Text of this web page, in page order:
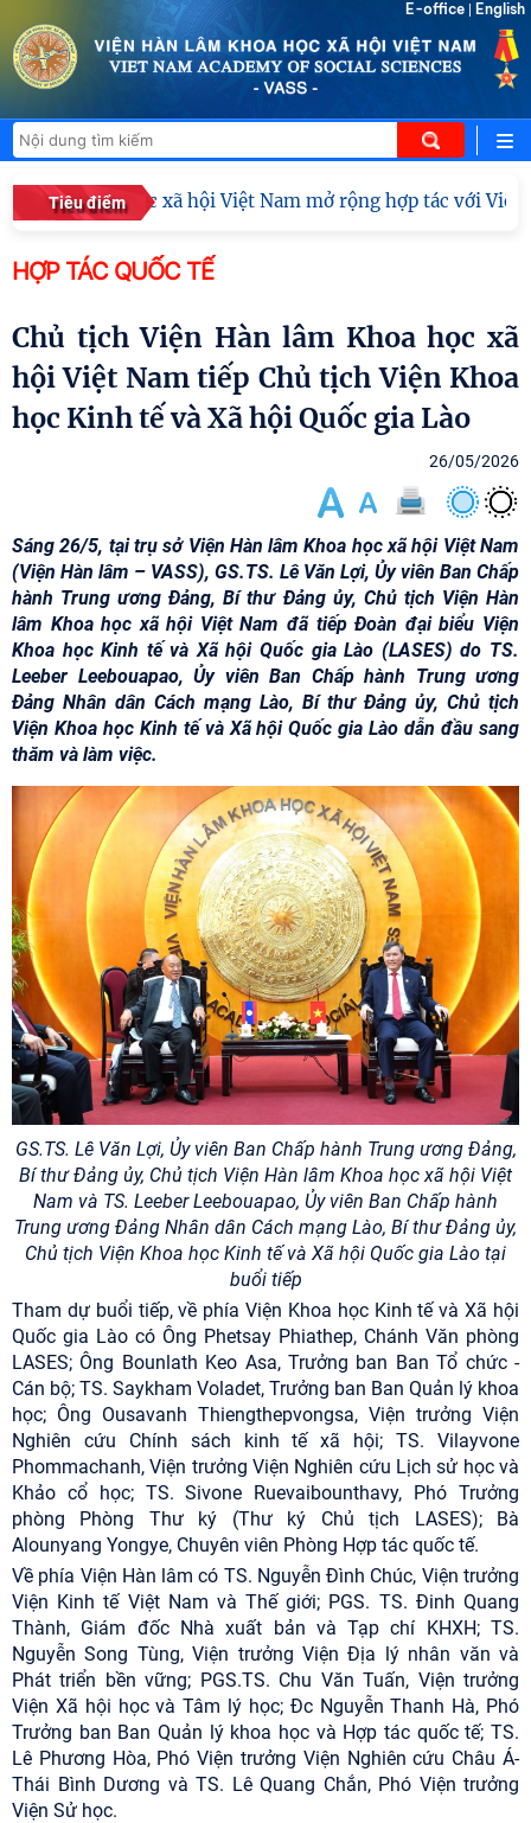
E-office English
Tiêu điểm
Khoa học xã hội Việt Nam mở rộng hợp tác với Viện
HỢP TÁC QUỐC TẾ
Chủ tịch Viện Hàn lâm Khoa học xã
hội Việt Nam tiếp Chủ tịch Viện Khoa
học Kinh tế và Xã hội Quốc gia Lào
26/05/2026
Sáng 26/5, tại trụ sở Viện Hàn lâm Khoa học xã hội Việt Nam
(Viện Hàn lâm – VASS), GS.TS. Lê Văn Lợi, Ủy viên Ban Chấp
hành Trung ương Đảng, Bí thư Đảng ủy, Chủ tịch Viện Hàn
lâm Khoa học xã hội Việt Nam đã tiếp Đoàn đại biểu Viện
Khoa học Kinh tế và Xã hội Quốc gia Lào (LASES) do TS.
Leeber Leebouapao, Ủy viên Ban Chấp hành Trung ương
Đảng Nhân dân Cách mạng Lào, Bí thư Đảng ủy, Chủ tịch
Viện Khoa học Kinh tế và Xã hội Quốc gia Lào dẫn đầu sang
thăm và làm việc.
GS.TS. Lê Văn Lợi, Ủy viên Ban Chấp hành Trung ương Đảng,
Bí thư Đảng ủy, Chủ tịch Viện Hàn lâm Khoa học xã hội Việt
Nam và TS. Leeber Leebouapao, Ủy viên Ban Chấp hành
Trung ương Đảng Nhân dân Cách mạng Lào, Bí thư Đảng ủy,
Chủ tịch Viện Khoa học Kinh tế và Xã hội Quốc gia Lào tại
buổi tiếp
Tham dự buổi tiếp, về phía Viện Khoa học Kinh tế và Xã hội
Quốc gia Lào có Ông Phetsay Phiathep, Chánh Văn phòng
LASES; Ông Bounlath Keo Asa, Trưởng ban Ban Tổ chức -
Cán bộ; TS. Saykham Voladet, Trưởng ban Ban Quản lý khoa
học; Ông Ousavanh Thiengthepvongsa, Viện trưởng Viện
Nghiên cứu Chính sách kinh tế xã hội; TS. Vilayvone
Phommachanh, Viện trưởng Viện Nghiên cứu Lịch sử học và
Khảo cổ học; TS. Sivone Ruevaibounthavy, Phó Trưởng
phòng Phòng Thư ký (Thư ký Chủ tịch LASES); Bà
Alounyang Yongye, Chuyên viên Phòng Hợp tác quốc tế.
Về phía Viện Hàn lâm có TS. Nguyễn Đình Chúc, Viện trưởng
Viện Kinh tế Việt Nam và Thế giới; PGS. TS. Đinh Quang
Thành, Giám đốc Nhà xuất bản và Tạp chí KHXH; TS.
Nguyễn Song Tùng, Viện trưởng Viện Địa lý nhân văn và
Phát triển bền vững; PGS.TS. Chu Văn Tuấn, Viện trưởng
Viện Xã hội học và Tâm lý học; Đc Nguyễn Thanh Hà, Phó
Trưởng ban Ban Quản lý khoa học và Hợp tác quốc tế; TS.
Lê Phương Hòa, Phó Viện trưởng Viện Nghiên cứu Châu Á-
Thái Bình Dương và TS. Lê Quang Chắn, Phó Viện trưởng
Viện Sử học.